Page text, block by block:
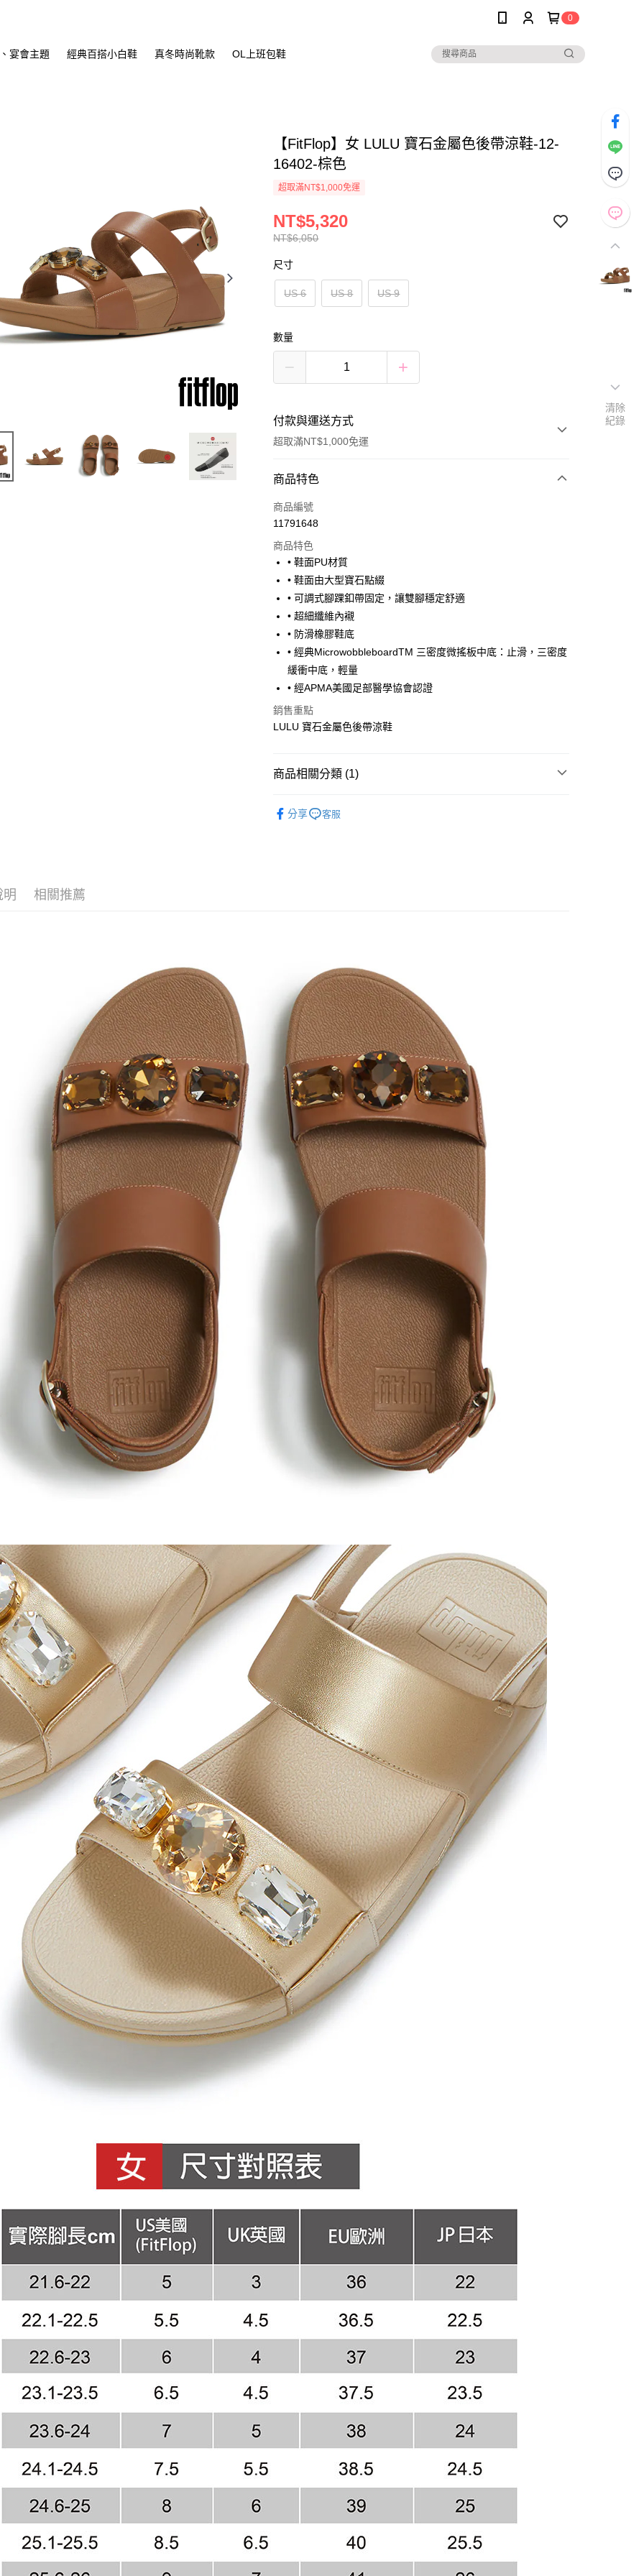
0
宴會主題 經典百搭小白鞋 真冬時尚靴款 OL上班包鞋
【FitFlop】女 LULU 寶石金屬色後帶涼鞋-12-
16402-棕色
超取滿NT$1,000免運
NT$6,050
NT$5,320
尺寸
US 6 US 8 US 9
數量
付款與運送方式
超取滿NT$1,000免運
付款方式
信用卡一次付款
運送方式
全家取貨付款
每筆NT$60，滿NT$1,000(含以上)免運費
7-11取貨付款
每筆NT$60，滿NT$1,000(含以上)免運費
每筆NT$80，滿NT$1,000(含以上)免運費
商品特色
商品編號
11791648
商品特色
• 鞋面PU材質
• 鞋面由大型寶石點綴
• 可調式腳踝釦帶固定，讓雙腳穩定舒適
• 超細纖維內襯
• 防滑橡膠鞋底
• 經典MicrowobbleboardTM 三密度微搖板中底：止滑，三密度
緩衝中底，輕量
• 經APMA美國足部醫學協會認證
銷售重點
LULU 寶石金屬色後帶涼鞋
商品相關分類 (1)
分享
客服
明 相關推薦
清除
紀錄